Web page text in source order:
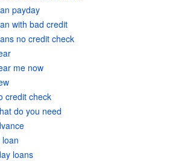
payday
with bad credit
no credit check
me now
credit check
do you need
loans